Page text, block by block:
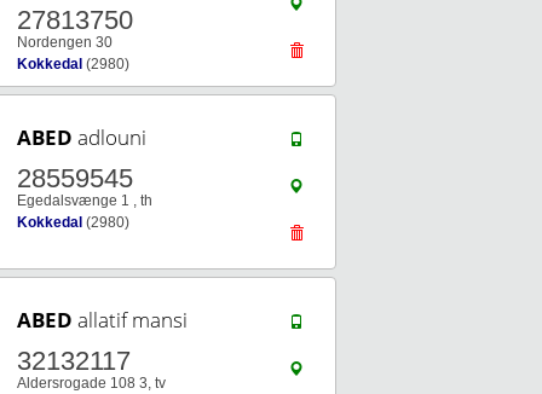
27813750
Nordengen 30
Kokkedal (2980)
ABED adlouni
28559545
Egedalsvænge 1 , th
Kokkedal (2980)
ABED allatif mansi
32132117
Aldersrogade 108 3, tv